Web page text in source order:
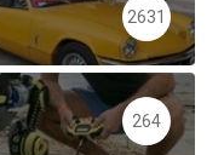
2631
264